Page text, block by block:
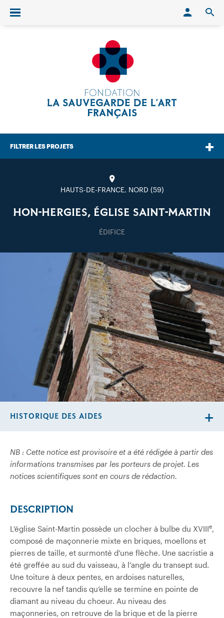
Ouvrir/fermer le menu
FILTRER LES PROJETS
HAUTS-DE-FRANCE, NORD (59)
HON-HERGIES, ÉGLISE SAINT-MARTIN
ÉDIFICE
NB : Cette notice est provisoire et a été rédigée à partir des
informations transmises par les porteurs de projet. Les
notices scientifiques sont en cours de rédaction.
DESCRIPTION
L’église Saint-Martin possède un clocher à bulbe du XVIIIe,
composé de maçonnerie mixte en briques, moellons et
pierres de taille, et surmonté d’une flèche. Une sacristie a
été greffée au sud du vaisseau, à l’angle du transept sud.
Une toiture à deux pentes, en ardoises naturelles,
recouvre la nef tandis qu’elle se termine en pointe de
diamant au niveau du choeur. Au niveau des
maçonneries, on retrouve de la brique et de la pierre
HISTORIQUE DES AIDES